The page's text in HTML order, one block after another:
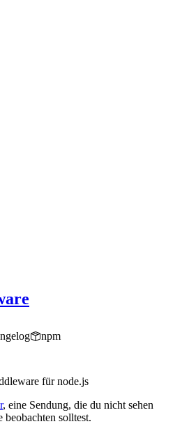
npm
für node.js
, eine Sendung, die du nicht sehen
beobachten solltest.